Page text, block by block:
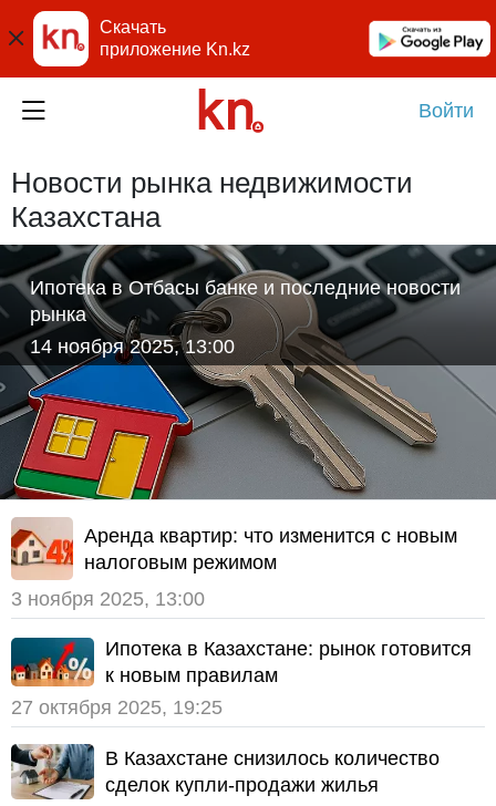
Скачать
приложение Kn.kz
Войти
Новости рынка недвижимости
Казахстана
Ипотека в Отбасы банке и последние новости
рынка
14 ноября 2025, 13:00
Аренда квартир: что изменится с новым
налоговым режимом
3 ноября 2025, 13:00
Ипотека в Казахстане: рынок готовится
к новым правилам
27 октября 2025, 19:25
В Казахстане снизилось количество
сделок купли-продажи жилья